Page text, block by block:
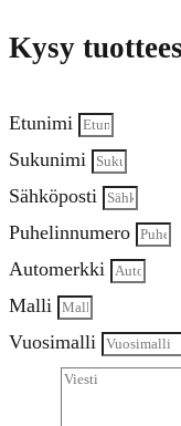
Kysy
Etunimi
Sukunimi
Sähköposti
Puhelinnumero
Automerkki
Malli
Vuosimalli